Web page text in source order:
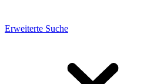
Erweiterte Suche